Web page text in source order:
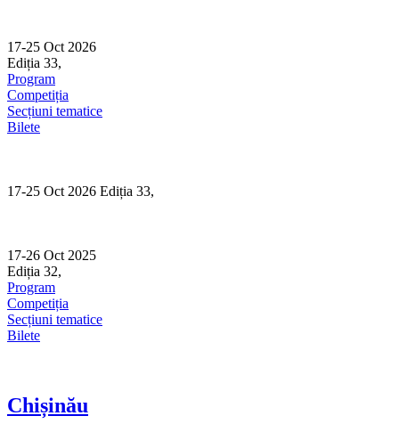
content
17-25 Oct 2026
Ediția 33,
Program
Competiția
Secțiuni tematice
Bilete
17-25 Oct 2026 Ediția 33,
17-26 Oct 2025
Ediția 32,
Program
Competiția
Secțiuni tematice
Bilete
Chișinău